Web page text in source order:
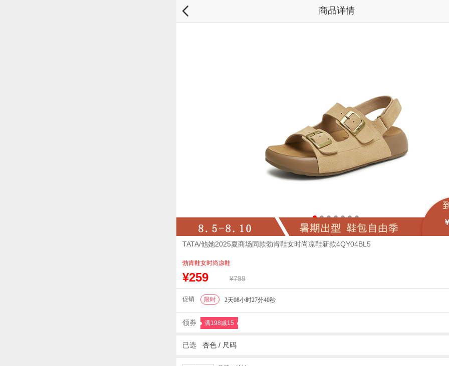
商品详情
TATA/他她2025夏商场同款勃肯鞋女时尚凉鞋新款4QY04BL5
勃肯鞋女时尚凉鞋
¥259 ¥799
促销 限时 2天08小时27分39秒
领券 满198减15
已选 杏色 / 尺码